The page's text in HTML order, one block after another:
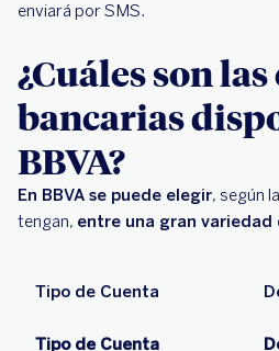
enviará por SMS.
¿Cuáles son
bancarias
BBVA?
En BBVA se puede elegir, según
tengan, entre una gran variedad
Tipo de Cuenta
Tipo de Cuenta